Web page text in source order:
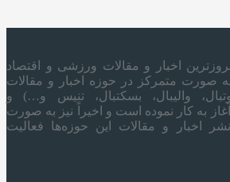
اخبار و مقالات ورزشی و اقتصاد
از سال 1395 به صورت متمرکز در حوزه اخبار و مقالات
والیبال، بسکتبال، تنیس و…) و
به کار نموده است و اخیراً نیز به صورت
اخبار و مقالات این حوزه‌ها فعالیت